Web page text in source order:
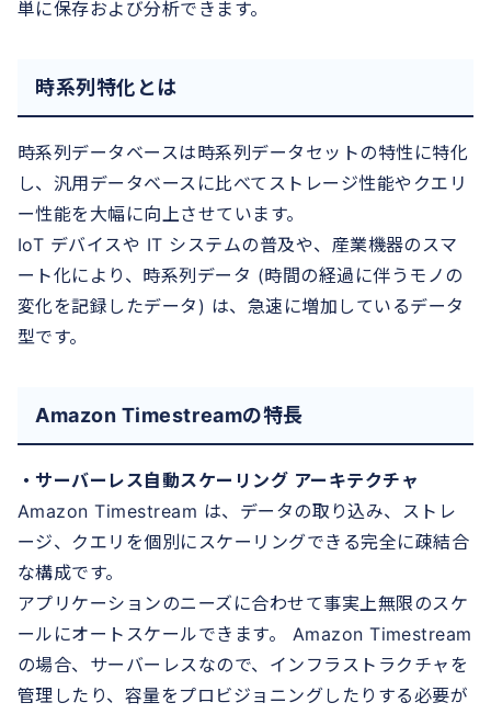
単に保存および分析できます。
時系列特化とは
時系列データベースは時系列データセットの特性に特化
し、汎用データベースに比べてストレージ性能やクエリ
ー性能を大幅に向上させています。
IoT デバイスや IT システムの普及や、産業機器のスマ
ート化により、時系列データ (時間の経過に伴うモノの
変化を記録したデータ) は、急速に増加しているデータ
型です。
Amazon Timestreamの特長
・サーバーレス自動スケーリング アーキテクチャ
Amazon Timestream は、データの取り込み、ストレ
ージ、クエリを個別にスケーリングできる完全に疎結合
な構成です。
アプリケーションのニーズに合わせて事実上無限のスケ
ールにオートスケールできます。 Amazon Timestream
の場合、サーバーレスなので、インフラストラクチャを
管理したり、容量をプロビジョニングしたりする必要が